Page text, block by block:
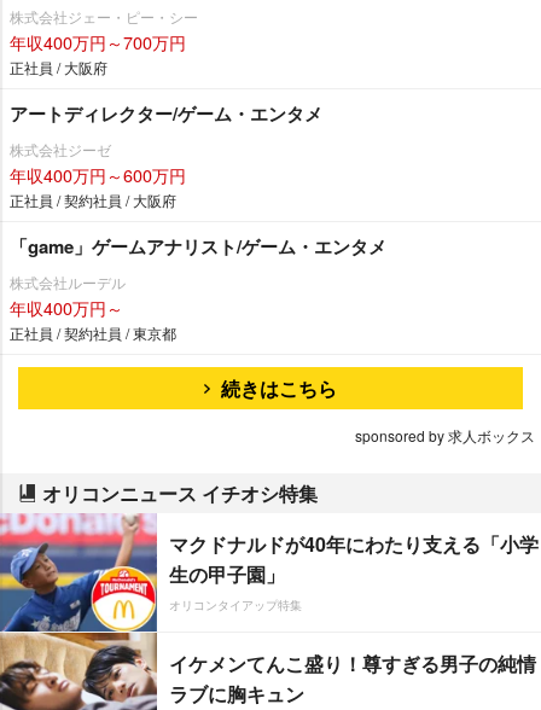
株式会社ジェー・ピー・シー
年収400万円～700万円
正社員 / 大阪府
アートディレクター/ゲーム・エンタメ
株式会社ジーゼ
年収400万円～600万円
正社員 / 契約社員 / 大阪府
「game」ゲームアナリスト/ゲーム・エンタメ
株式会社ルーデル
年収400万円～
正社員 / 契約社員 / 東京都
続きはこちら
sponsored by 求人ボックス
オリコンニュース イチオシ特集
マクドナルドが40年にわたり支える「小学
生の甲子園」
オリコンタイアップ特集
イケメンてんこ盛り！尊すぎる男子の純情
ラブに胸キュン